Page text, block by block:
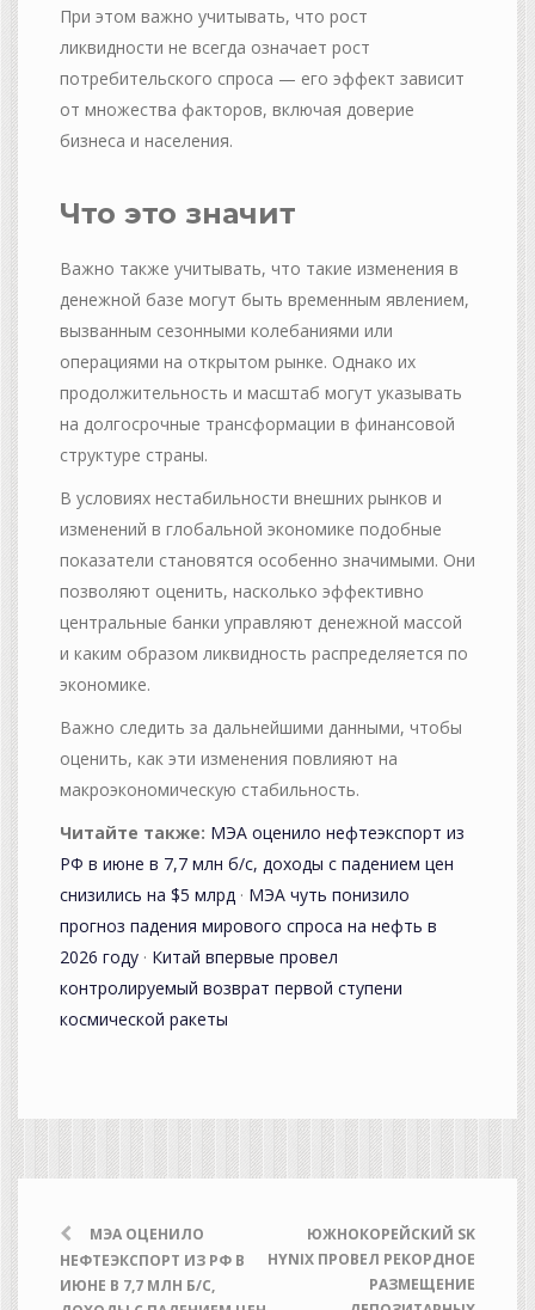
При этом важно учитывать, что рост
ликвидности не всегда означает рост
потребительского спроса — его эффект зависит
от множества факторов, включая доверие
бизнеса и населения.
Что это значит
Важно также учитывать, что такие изменения в
денежной базе могут быть временным явлением,
вызванным сезонными колебаниями или
операциями на открытом рынке. Однако их
продолжительность и масштаб могут указывать
на долгосрочные трансформации в финансовой
структуре страны.
В условиях нестабильности внешних рынков и
изменений в глобальной экономике подобные
показатели становятся особенно значимыми. Они
позволяют оценить, насколько эффективно
центральные банки управляют денежной массой
и каким образом ликвидность распределяется по
экономике.
Важно следить за дальнейшими данными, чтобы
оценить, как эти изменения повлияют на
макроэкономическую стабильность.
Читайте также: МЭА оценило нефтеэкспорт из
РФ в июне в 7,7 млн б/с, доходы с падением цен
снизились на $5 млрд · МЭА чуть понизило
прогноз падения мирового спроса на нефть в
2026 году · Китай впервые провел
контролируемый возврат первой ступени
космической ракеты
МЭА ОЦЕНИЛО
НЕФТЕЭКСПОРТ ИЗ РФ В
ИЮНЕ В 7,7 МЛН Б/С,
ЮЖНОКОРЕЙСКИЙ SK
HYNIX ПРОВЕЛ РЕКОРДНОЕ
РАЗМЕЩЕНИЕ